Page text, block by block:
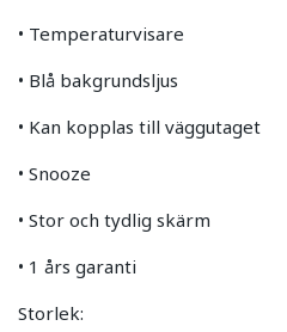
• Temperaturvisare
• Blå bakgrundsljus
• Kan kopplas till väggutaget
• Snooze
• Stor och tydlig skärm
• 1 års garanti
Storlek: